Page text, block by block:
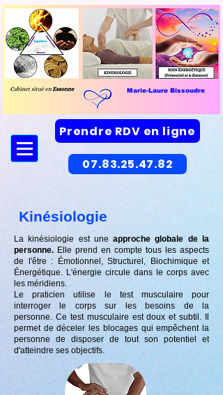
Marie-Laure Bissoudre
Prendre RDV en ligne
07.83.25.47.82
Kinésiologie
La kinésiologie est uneapproche globale de la
personne. Elle prend en compte tous les aspects
de l'être :
Émotionnel, Structurel, Biochimique et
Énergétique. L'énergie circule dans le corps avec
les méridiens.
Le praticien utilise le test musculaire pour
interroger le corps sur les besoins de la
personne. Ce test musculaire est doux et subtil.
permet de déceler les blocages qui empêchent la
personne de disposer de tout son potentiel et
d'atteindre ses objectifs.